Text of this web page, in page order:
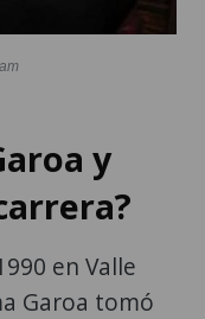
y
en Valle
Garoa tomó